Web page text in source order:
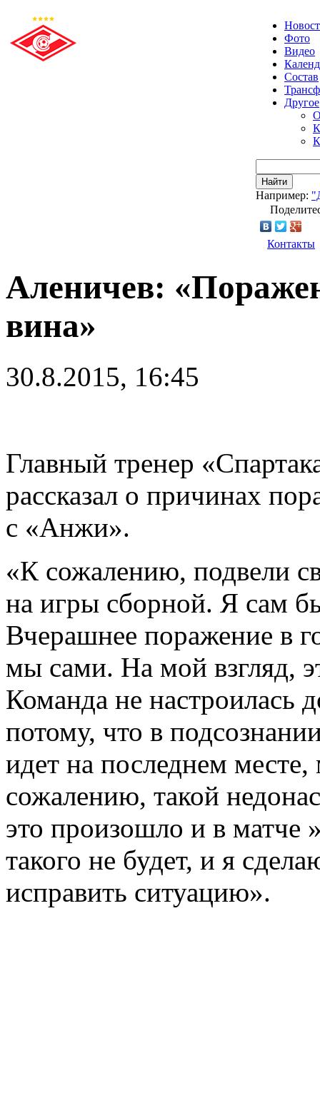
Фото
Видео
Состав
Другое
Найти
Например:
Контакты
Аленичев:
вина»
30.8.2015, 16:45
Главный тренер
рассказал о причинах
с «Анжи».
«К сожалению, подвели
на игры сборной. Я сам
Вчерашнее поражение в
мы сами. На мой взгляд,
Команда не настроилась
потому, что в
идет на последнем
сожалению, такой
это произошло и в матче
такого не будет, и я
исправить ситуацию».